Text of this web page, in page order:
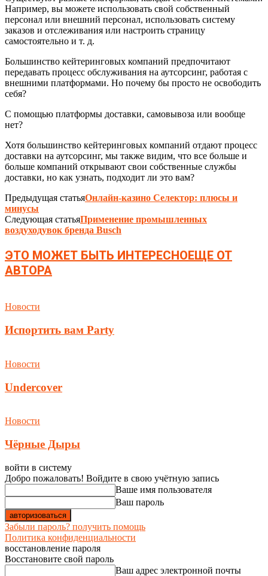
Например, вы можете использовать свой собственный
персонал или внешний персонал, использовать систему
заказов и отслеживания или настроить страницу
самостоятельно и т. д.
Большинство кейтеринговых компаний предпочитают
передавать процесс обслуживания на аутсорсинг, работая с
внешними платформами. Но почему бы просто не освободить
себя?
С помощью платформы доставки, самовывоза или вообще
нет?
Хотя большинство кейтеринговых компаний отдают процесс
доставки на аутсорсинг, мы также видим, что все больше и
больше компаний открывают свои собственные службы
доставки, но как узнать, подходит ли это вам?
Предыдущая статьяОнлайн-казино Селектор: плюсы и
минусы
Следующая статьяПрименение промышленных
воздуходувок бренда Busch
ЭТО МОЖЕТ БЫТЬ ИНТЕРЕСНОЕЩЕ ОТ
АВТОРА
Новости
Испортить вам Party
Новости
Undercover
Новости
Чёрные Дыры
войти в систему
Добро пожаловать! Войдите в свою учётную запись
Ваше имя пользователя
Ваш пароль
Забыли пароль? получить помощь
Политика конфиденциальности
восстановление пароля
Восстановите свой пароль
Ваш адрес электронной почты